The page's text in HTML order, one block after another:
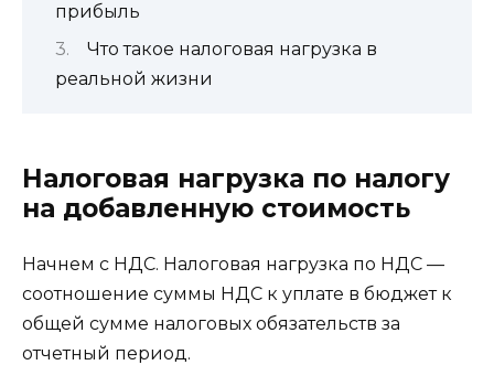
прибыль
Что такое налоговая нагрузка в
реальной жизни
Налоговая нагрузка по налогу
на добавленную стоимость
Начнем с НДС. Налоговая нагрузка по НДС —
соотношение суммы НДС к уплате в бюджет к
общей сумме налоговых обязательств за
отчетный период.